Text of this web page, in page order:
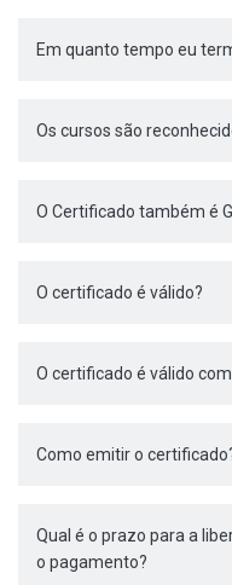
Em quanto tempo eu
Os cursos são
O Certificado também é
O certificado é válido?
O certificado é válido
Como emitir o
Qual é o prazo para a
o pagamento?